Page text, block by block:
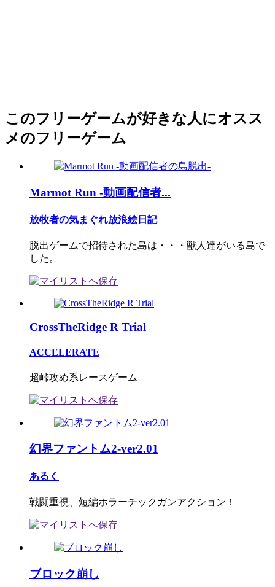
このフリーゲームが好きな人にオスス
メのフリーゲーム
Marmot Run -動画配信者...
放牧者の気まぐれ放浪絵日記
脱出ゲームで招待された島は・・・獣人達がいる島で
した。
CrossTheRidge R Trial
ACCELERATE
超峠攻め系レースゲーム
幻界ファントム2-ver2.01
あるく
戦闘重視、短編ホラーチックガンアクション！
ブロック崩し